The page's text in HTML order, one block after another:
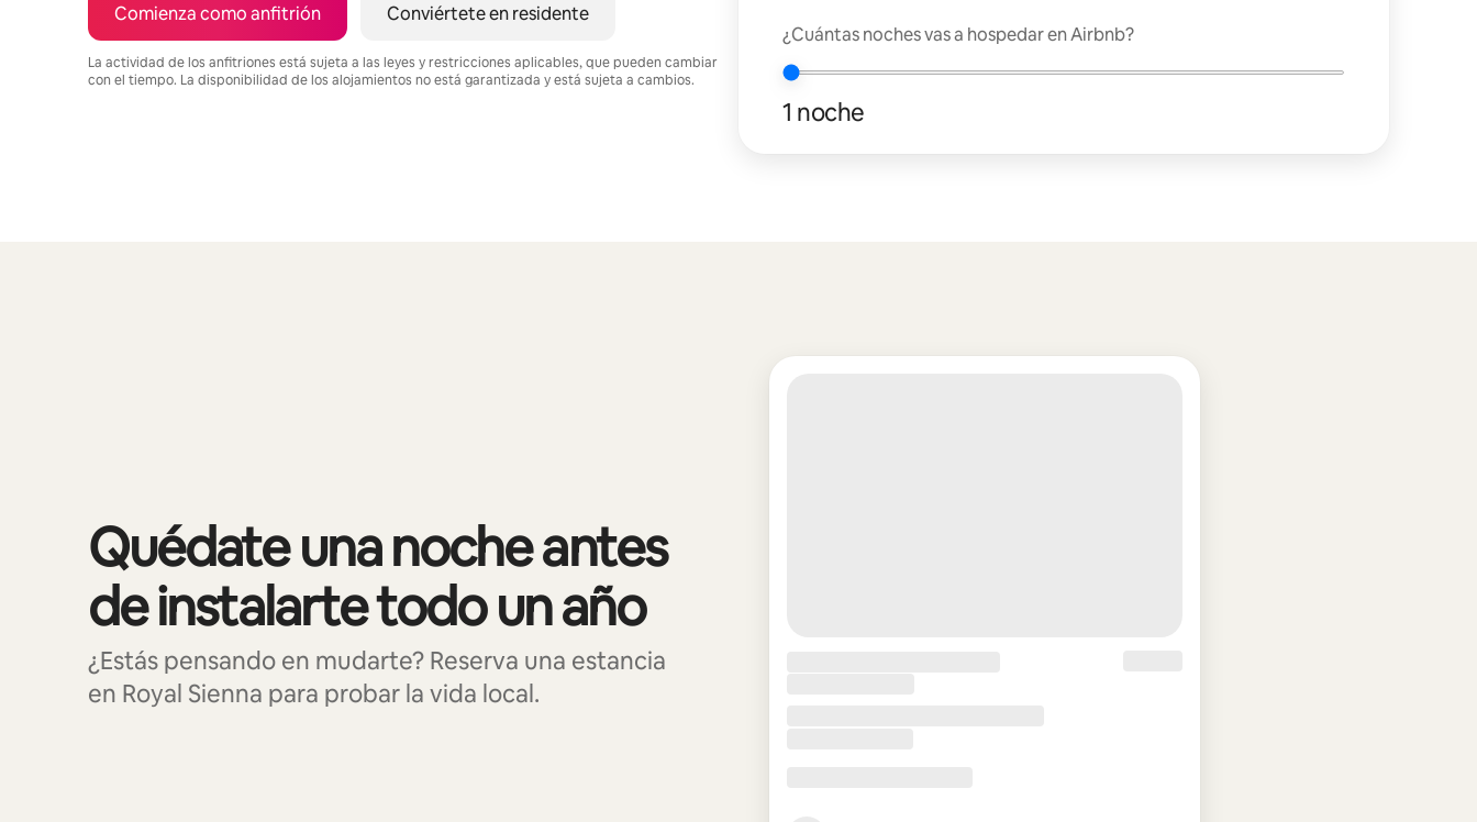
Comienza como anfitrión Conviértete en residente
La actividad de los anfitriones está sujeta a las leyes y restricciones aplicables, que pueden cambiar
con el tiempo. La disponibilidad de los alojamientos no está garantizada y está sujeta a cambios.
¿Cuántas noches vas a hospedar en Airbnb?
1 noche
Quédate una noche antes
de instalarte todo un año
¿Estás pensando en mudarte? Reserva una estancia
en Royal Sienna para probar la vida local.